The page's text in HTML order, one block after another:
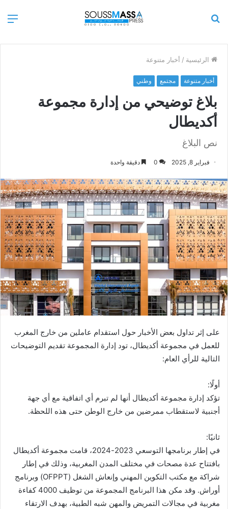
الرئيسية / أخبار متنوعة
أخبار متنوعة مجتمع وطني
بلاغ توضيحي من إدارة مجموعة
أكديطال
نص البلاغ
فبراير 8, 2025 0 دقيقة واحدة
على إثر تداول بعض الأخبار حول استقدام عاملين من خارج المغرب
للعمل في مجموعة أكديطال، تود إدارة المجموعة تقديم التوضيحات
التالية للرأي العام:
أولًا:
تؤكد إدارة مجموعة أكديطال أنها لم تبرم أي اتفاقية مع أي جهة
أجنبية لاستقطاب ممرضين من خارج الوطن حتى هذه اللحظة.
ثانيًا:
في إطار برنامجها التوسعي 2023-2024، قامت مجموعة أكديطال
بافتتاح عدة مصحات في مختلف المدن المغربية، وذلك في إطار
شراكة مع مكتب التكوين المهني وإنعاش الشغل (OFPPT) وبرنامج
أوراش. وقد مكن هذا البرنامج المجموعة من توظيف 4000 كفاءة
مغربية في مجالات التمريض والمهن شبه الطبية، بهدف الارتقاء